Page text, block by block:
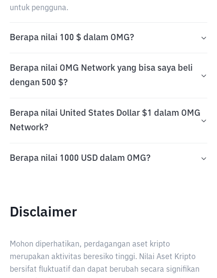
untuk pengguna.
Berapa nilai 100 $ dalam OMG?
Berapa nilai OMG Network yang bisa saya beli
dengan 500 $?
Berapa nilai United States Dollar $1 dalam OMG
Network?
Berapa nilai 1000 USD dalam OMG?
Disclaimer
Mohon diperhatikan, perdagangan aset kripto
merupakan aktivitas beresiko tinggi. Nilai Aset Kripto
bersifat fluktuatif dan dapat berubah secara signifikan